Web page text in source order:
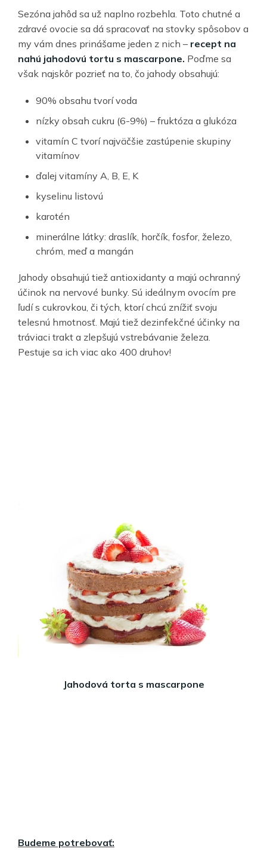
Sezóna jahôd sa už naplno rozbehla. Toto chutné a
zdravé ovocie sa dá spracovať na stovky spôsobov a
my vám dnes prinášame jeden z nich – recept na
nahú jahodovú tortu s mascarpone. Poďme sa
však najskôr pozrieť na to, čo jahody obsahujú:
90% obsahu tvorí voda
nízky obsah cukru (6-9%) – fruktóza a glukóza
vitamín C tvorí najväčšie zastúpenie skupiny
vitamínov
ďalej vitamíny A, B, E, K
kyselinu listovú
karotén
minerálne látky: draslík, horčík, fosfor, železo,
chróm, meď a mangán
Jahody obsahujú tiež antioxidanty a majú ochranný
účinok na nervové bunky. Sú ideálnym ovocím pre
ľudí s cukrovkou, či tých, ktorí chcú znížiť svoju
telesnú hmotnosť. Majú tiež dezinfekčné účinky na
tráviaci trakt a zlepšujú vstrebávanie železa.
Pestuje sa ich viac ako 400 druhov!
Jahodová torta s mascarpone
Budeme potrebovať: